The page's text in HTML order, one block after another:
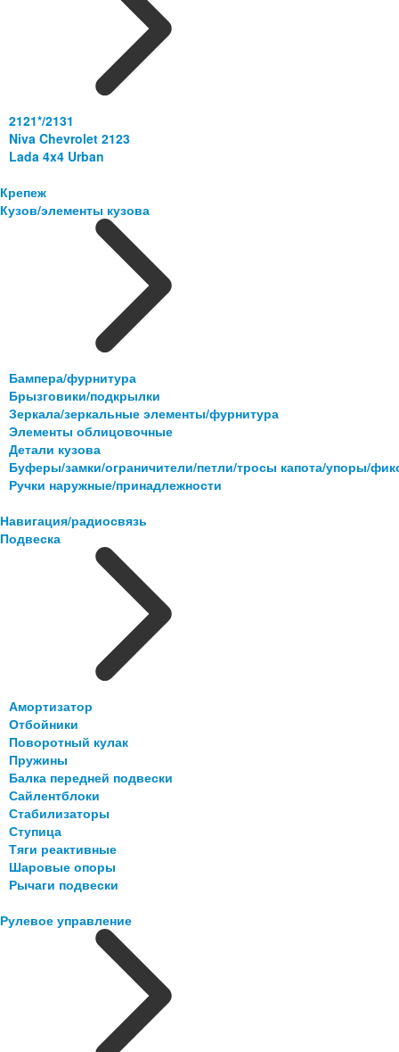
2121*/2131
Niva Chevrolet 2123
Lada 4x4 Urban
Крепеж
Кузов/элементы кузова
Бампера/фурнитура
Брызговики/подкрылки
Зеркала/зеркальные элементы/фурнитура
Элементы облицовочные
Детали кузова
Буферы/замки/ограничители/петли/тросы капота/упоры/
Ручки наружные/принадлежности
Навигация/радиосвязь
Подвеска
Амортизатор
Отбойники
Поворотный кулак
Пружины
Балка передней подвески
Сайлентблоки
Стабилизаторы
Ступица
Тяги реактивные
Шаровые опоры
Рычаги подвески
Рулевое управление